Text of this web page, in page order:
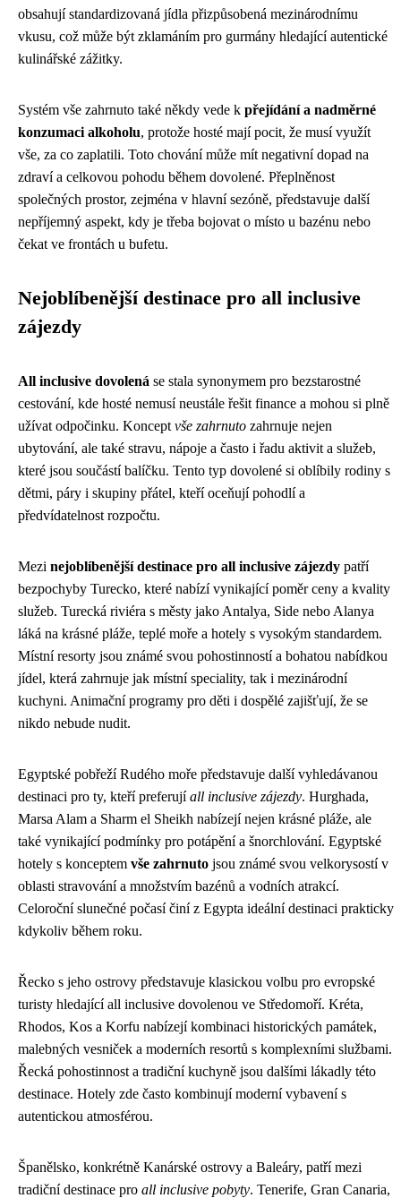
obsahují standardizovaná jídla přizpůsobená mezinárodnímu
vkusu, což může být zklamáním pro gurmány hledající autentické
kulinářské zážitky.
Systém vše zahrnuto také někdy vede k přejídání a nadměrné
konzumaci alkoholu, protože hosté mají pocit, že musí využít
vše, za co zaplatili. Toto chování může mít negativní dopad na
zdraví a celkovou pohodu během dovolené. Přeplněnost
společných prostor, zejména v hlavní sezóně, představuje další
nepříjemný aspekt, kdy je třeba bojovat o místo u bazénu nebo
čekat ve frontách u bufetu.
Nejoblíbenější destinace pro all inclusive
zájezdy
All inclusive dovolená se stala synonymem pro bezstarostné
cestování, kde hosté nemusí neustále řešit finance a mohou si plně
užívat odpočinku. Koncept vše zahrnuto zahrnuje nejen
ubytování, ale také stravu, nápoje a často i řadu aktivit a služeb,
které jsou součástí balíčku. Tento typ dovolené si oblíbily rodiny s
dětmi, páry i skupiny přátel, kteří oceňují pohodlí a
předvídatelnost rozpočtu.
Mezi nejoblíbenější destinace pro all inclusive zájezdy patří
bezpochyby Turecko, které nabízí vynikající poměr ceny a kvality
služeb. Turecká riviéra s městy jako Antalya, Side nebo Alanya
láká na krásné pláže, teplé moře a hotely s vysokým standardem.
Místní resorty jsou známé svou pohostinností a bohatou nabídkou
jídel, která zahrnuje jak místní speciality, tak i mezinárodní
kuchyni. Animační programy pro děti i dospělé zajišťují, že se
nikdo nebude nudit.
Egyptské pobřeží Rudého moře představuje další vyhledávanou
destinaci pro ty, kteří preferujíall inclusive zájezdy. Hurghada,
Marsa Alam a Sharm el Sheikh nabízejí nejen krásné pláže, ale
také vynikající podmínky pro potápění a šnorchlování. Egyptské
hotely s konceptem vše zahrnuto jsou známé svou velkorysostí v
oblasti stravování a množstvím bazénů a vodních atrakcí.
Celoroční slunečné počasí činí z Egypta ideální destinaci prakticky
kdykoliv během roku.
Řecko s jeho ostrovy představuje klasickou volbu pro evropské
turisty hledající all inclusive dovolenou ve Středomoří. Kréta,
Rhodos, Kos a Korfu nabízejí kombinaci historických památek,
malebných vesniček a moderních resortů s komplexními službami.
Řecká pohostinnost a tradiční kuchyně jsou dalšími lákadly této
destinace. Hotely zde často kombinují moderní vybavení s
autentickou atmosférou.
Španělsko, konkrétně Kanárské ostrovy a Baleáry, patří mezi
tradiční destinace pro all inclusive pobyty. Tenerife, Gran Canaria,